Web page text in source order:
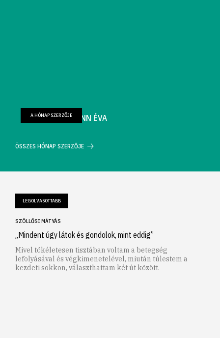
FARKAS WELLMANN ÉVA
A HÓNAP SZERZŐJE
ÖSSZES HÓNAP SZERZŐJE
LEGOLVASOTTABB
SZÖLLŐSI MÁTYÁS
„Mindent úgy látok és gondolok, mint eddig”
Mivel tökéletesen tisztában voltam a betegség
lefolyásával és végkimenetelével, miután túlestem a
kezdeti sokkon, választhattam két út között.